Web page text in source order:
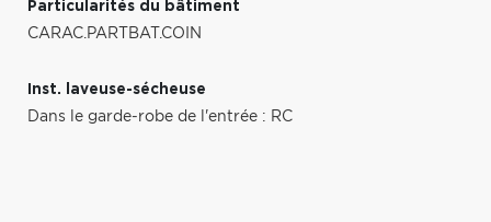
Particularités du bâtiment
CARAC.PARTBAT.COIN
Inst. laveuse-sécheuse
Dans le garde-robe de l'entrée : RC